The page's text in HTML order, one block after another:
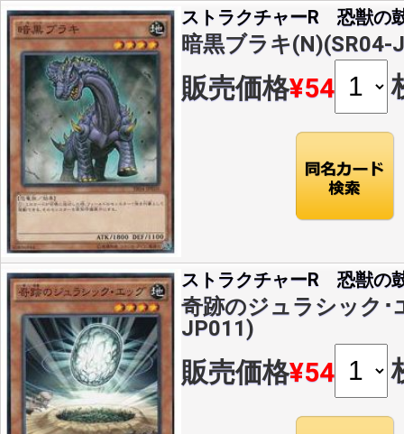
ストラクチャーR 恐獣の
暗黒ブラキ(N)(SR04-
販売価格¥54
ストラクチャーR 恐獣の
奇跡のジュラシック･
JP011)
販売価格¥54